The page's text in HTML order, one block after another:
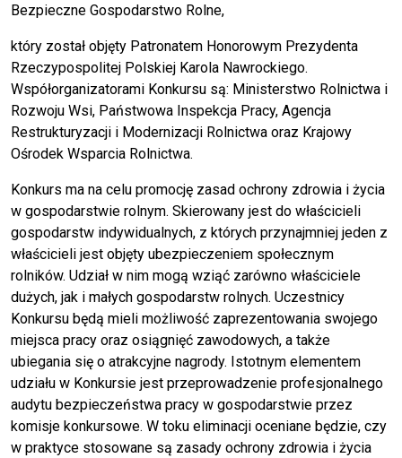
Bezpieczne Gospodarstwo Rolne,
który został objęty Patronatem Honorowym Prezydenta
Rzeczypospolitej Polskiej Karola Nawrockiego.
Współorganizatorami Konkursu są: Ministerstwo Rolnictwa i
Rozwoju Wsi, Państwowa Inspekcja Pracy, Agencja
Restrukturyzacji i Modernizacji Rolnictwa oraz Krajowy
Ośrodek Wsparcia Rolnictwa.
Konkurs ma na celu promocję zasad ochrony zdrowia i życia
w gospodarstwie rolnym. Skierowany jest do właścicieli
gospodarstw indywidualnych, z których przynajmniej jeden z
właścicieli jest objęty ubezpieczeniem społecznym
rolników. Udział w nim mogą wziąć zarówno właściciele
dużych, jak i małych gospodarstw rolnych. Uczestnicy
Konkursu będą mieli możliwość zaprezentowania swojego
miejsca pracy oraz osiągnięć zawodowych, a także
ubiegania się o atrakcyjne nagrody. Istotnym elementem
udziału w Konkursie jest przeprowadzenie profesjonalnego
audytu bezpieczeństwa pracy w gospodarstwie przez
komisje konkursowe. W toku eliminacji oceniane będzie, czy
w praktyce stosowane są zasady ochrony zdrowia i życia